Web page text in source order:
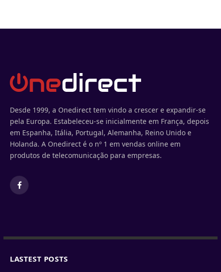
Desde 1999, a Onedirect tem vindo a crescer e expandir-se
pela Europa. Estabeleceu-se inicialmente em França, depois
em Espanha, Itália, Portugal, Alemanha, Reino Unido e
Holanda. A Onedirect é o nº 1 em vendas online em
produtos de telecomunicação para empresas.
Facebook
LASTEST POSTS